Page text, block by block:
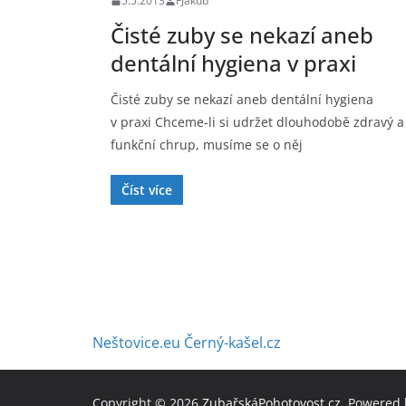
Čisté zuby se nekazí aneb
dentální hygiena v praxi
Čisté zuby se nekazí aneb dentální hygiena
v praxi Chceme-li si udržet dlouhodobě zdravý a
funkční chrup, musíme se o něj
Číst více
Neštovice.eu Černý-kašel.cz